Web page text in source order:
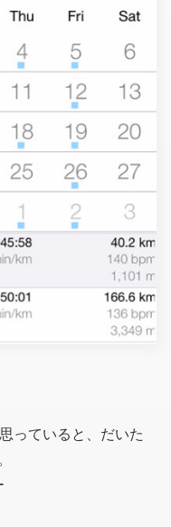
っていると、だいた